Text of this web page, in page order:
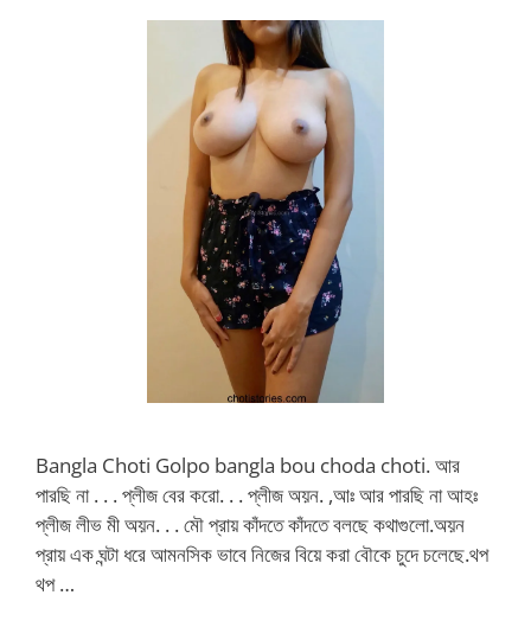
Bangla Choti Golpo bangla bou choda choti. আর
পারছি না . . . প্লীজ বের করো. . . প্লীজ অয়ন. ,আঃ আর পারছি না আহঃ
প্লীজ লীভ মী অয়ন. . . মৌ প্রায় কাঁদতে কাঁদতে বলছে কথাগুলো.অয়ন
প্রায় এক ঘন্টা ধরে আমনসিক ভাবে নিজের বিয়ে করা বৌকে চুদে চলেছে.থপ
থপ …